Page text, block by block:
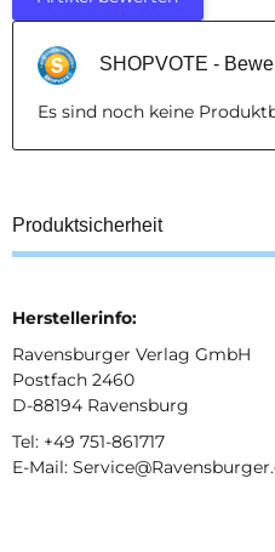
SHOPVOTE -
Es sind noch keine
Produktsicherheit
Herstellerinfo:
Ravensburger Verlag GmbH
Postfach 2460
D-88194 Ravensburg
Tel: +49 751-861717
E-Mail: